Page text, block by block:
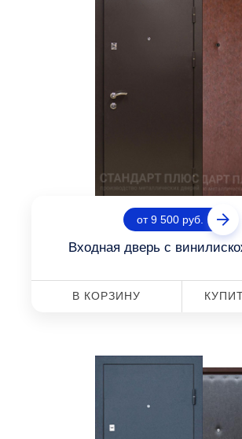
от 9 500 руб.
Входная дверь с
В КОРЗИНУ